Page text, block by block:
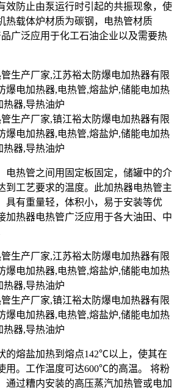
效防止由泵运行时引起的共振现象，使
热载体炉材质为碳钢，电热管材质
广泛应用于化工石油企业以及需要热
电热管之间用固定板固定，储罐中的介
到工艺要求的温度。此加热器电热管主
具有重量轻，体积小，易于安装等优
加热器电热管广泛应用于各大油田、中
的熔盐加热到熔点142℃以上，使其在
用。工作温度可达600℃的高温。 将粉
通过糟内安装的高压蒸汽加热管或电加